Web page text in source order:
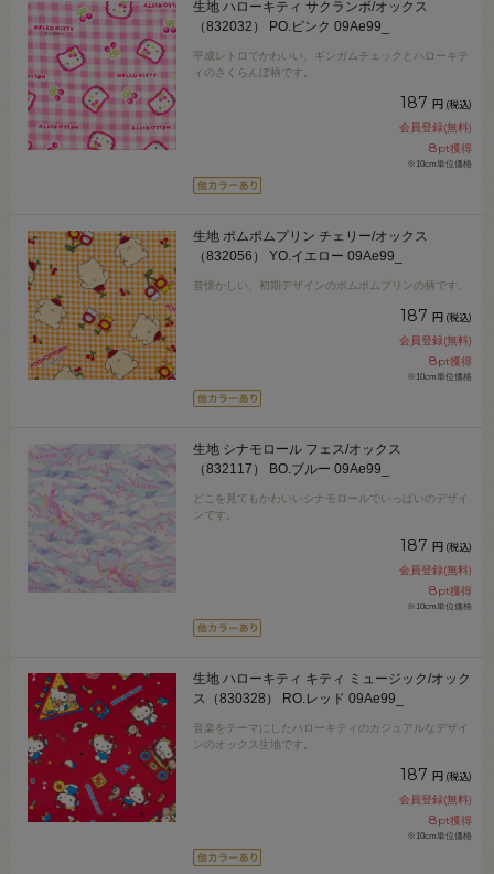
生地 ハローキティ サクランボ/オックス
（832032） PO.ピンク 09Ae99_
平成レトロでかわいい、ギンガムチェックとハローキテ
ィのさくらんぼ柄です。
187 円 (税込)
会員登録(無料)
8pt獲得
※10cm単位価格
生地 ポムポムプリン チェリー/オックス
（832056） YO.イエロー 09Ae99_
昔懐かしい、初期デザインのポムポムプリンの柄です。
187 円 (税込)
会員登録(無料)
8pt獲得
※10cm単位価格
生地 シナモロール フェス/オックス
（832117） BO.ブルー 09Ae99_
どこを見てもかわいいシナモロールでいっぱいのデザイ
ンです。
187 円 (税込)
会員登録(無料)
8pt獲得
※10cm単位価格
生地 ハローキティ キティ ミュージック/オック
ス（830328） RO.レッド 09Ae99_
音楽をテーマにしたハローキティのカジュアルなデザイ
ンのオックス生地です。
187 円 (税込)
会員登録(無料)
8pt獲得
※10cm単位価格